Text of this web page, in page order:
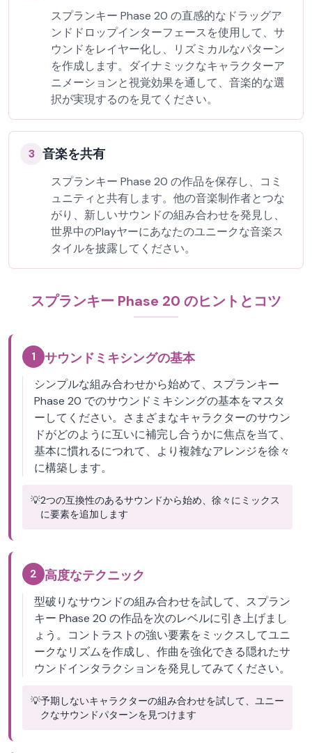
スプランキー Phase 20 の直感的なドラッグア
ンドドロップインターフェースを使用して、サ
ウンドをレイヤー化し、リズミカルなパターン
を作成します。ダイナミックなキャラクターア
ニメーションと視覚効果を通して、音楽的な選
択が実現するのを見てください。
3 音楽を共有
スプランキー Phase 20 の作品を保存し、コミ
ュニティと共有します。他の音楽制作者とつな
がり、新しいサウンドの組み合わせを発見し、
世界中のPlayヤーにあなたのユニークな音楽ス
タイルを披露してください。
スプランキー Phase 20 のヒントとコツ
1 サウンドミキシングの基本
シンプルな組み合わせから始めて、スプランキー
Phase 20 でのサウンドミキシングの基本をマスタ
ーしてください。さまざまなキャラクターのサウン
ドがどのように互いに補完し合うかに焦点を当て、
基本に慣れるにつれて、より複雑なアレンジを徐々
に構築します。
💡2つの互換性のあるサウンドから始め、徐々にミックス
に要素を追加します
2 高度なテクニック
型破りなサウンドの組み合わせを試して、スプラン
キー Phase 20 の作品を次のレベルに引き上げまし
ょう。コントラストの強い要素をミックスしてユニ
ークなリズムを作成し、作曲を強化できる隠れたサ
ウンドインタラクションを発見してみてください。
💡予期しないキャラクターの組み合わせを試して、ユニー
クなサウンドパターンを見つけます